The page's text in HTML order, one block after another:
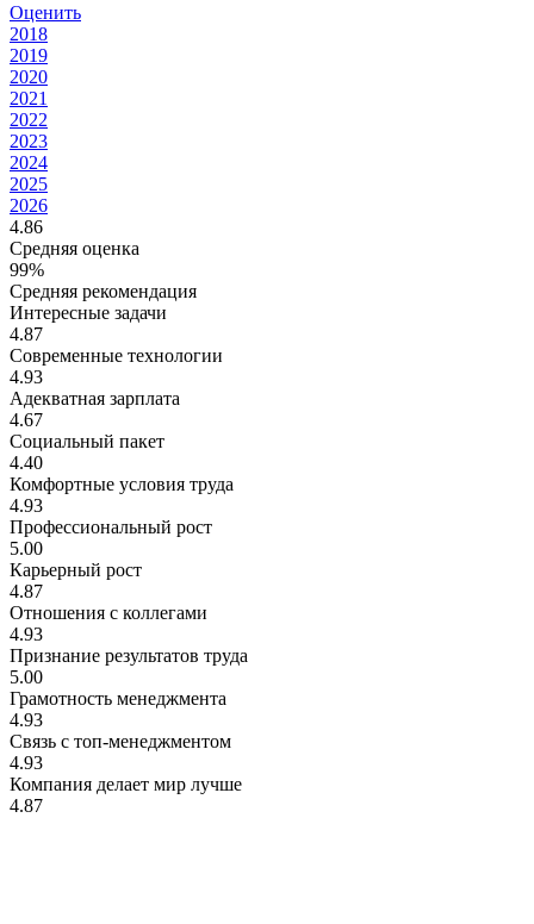
Оценить
2018
2019
2020
2021
2022
2023
2024
2025
2026
4.86
Средняя оценка
99%
Средняя рекомендация
Интересные задачи
4.87
Современные технологии
4.93
Адекватная зарплата
4.67
Социальный пакет
4.40
Комфортные условия труда
4.93
Профессиональный рост
5.00
Карьерный рост
4.87
Отношения с коллегами
4.93
Признание результатов труда
5.00
Грамотность менеджмента
4.93
Связь с топ-менеджментом
4.93
Компания делает мир лучше
4.87